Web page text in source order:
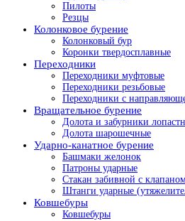
Пилоты
Резцы
Колонковое бурение
Колонковый бур
Коронки твердосплавные
Переходники
Переходники муфтовые
Переходники резьбовые
Переходники с
Вращательное бурение
Долота и забурники
Долота шарошечные
Ударно-канатное бурение
Башмаки желонок
Патроны ударные
Стакан забивной с
Штанги ударные
Ковшебуры
Ковшебуры